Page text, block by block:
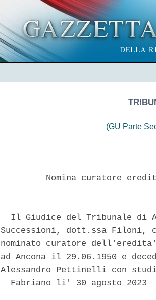
(GU Parte
Nomina curatore
Il Giudice del Tribunale di
Successioni, dott.ssa Filoni,
nominato curatore
ad Ancona il 29.06.1950 e
Alessandro Pettinelli con
  Fabriano li' 30 agosto 2023